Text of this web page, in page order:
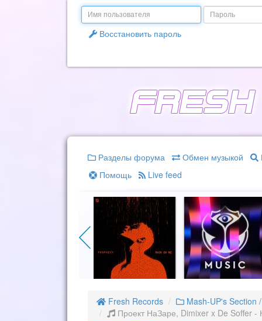
Email
Пароль
Восстановить пароль
Разделы форума Обмен музыкой
Помощь
Live feed
Fresh Records
Mash-UP's Section
Проект НаЗаре, Dimixer x De Soffer